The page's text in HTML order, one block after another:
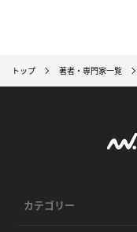
トップ 著者・専門家一覧
カテゴリー